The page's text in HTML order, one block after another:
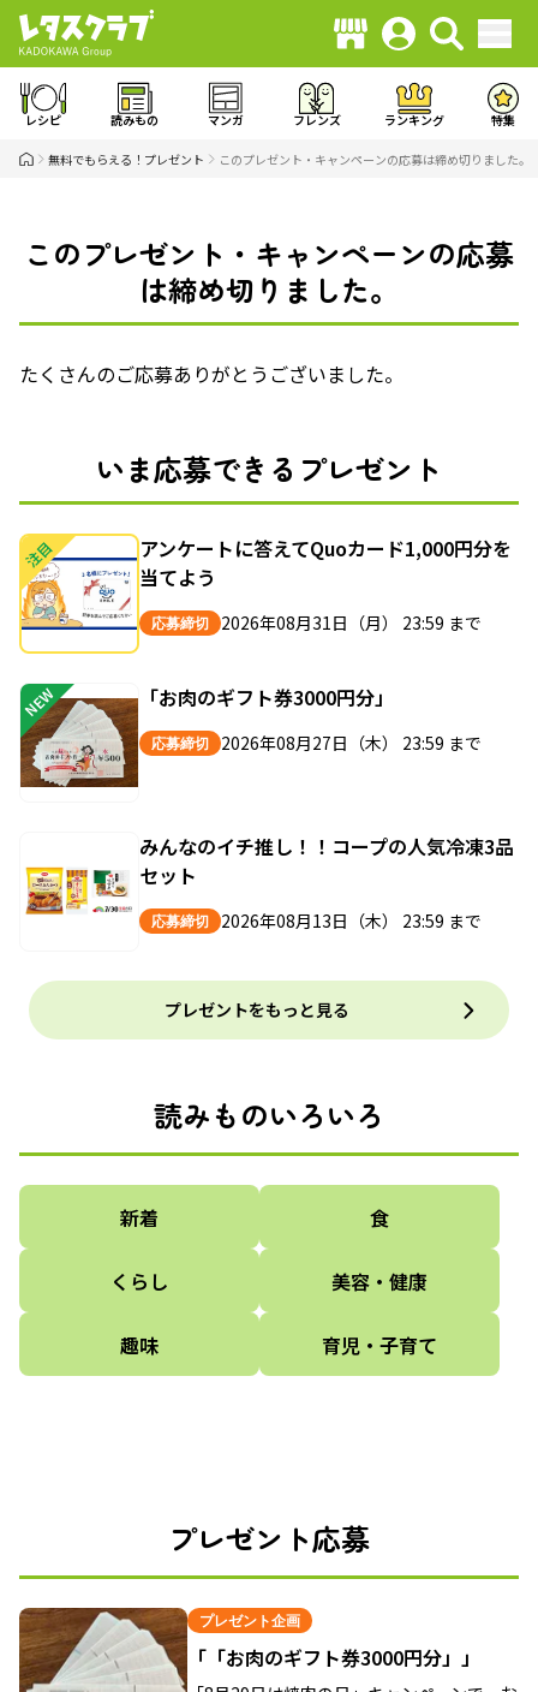
レシピ 読みもの マンガ フレンズ ランキング 特集
無料でもらえる！プレゼント このプレゼント・キャンペーンの応募は締め切りました。
このプレゼント・キャンペーンの応募
は締め切りました。
たくさんのご応募ありがとうございました。
いま応募できるプレゼント
注目
アンケートに答えてQuoカード1,000円分を
当てよう
応募締切 2026年08月31日（月） 23:59 まで
NEW 「お肉のギフト券3000円分」
応募締切 2026年08月27日（木） 23:59 まで
みんなのイチ推し！！コープの人気冷凍3品
セット
応募締切 2026年08月13日（木） 23:59 まで
プレゼントをもっと見る
読みものいろいろ
新着 食
くらし 美容・健康
趣味 育児・子育て
プレゼント応募
プレゼント企画
「「お肉のギフト券3000円分」」